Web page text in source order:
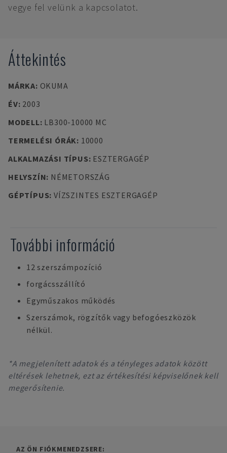
vegye fel velünk a kapcsolatot.
Áttekintés
MÁRKA: OKUMA
ÉV: 2003
MODELL: LB300-10000 MC
TERMELÉSI ÓRÁK: 10000
ALKALMAZÁSI TÍPUS: ESZTERGAGÉP
HELYSZÍN: NÉMETORSZÁG
GÉPTÍPUS: VÍZSZINTES ESZTERGAGÉP
További információ
12 szerszámpozíció
forgácsszállító
Egyműszakos működés
Szerszámok, rögzítők vagy befogóeszközök
nélkül.
*A megjelenített adatok és a tényleges adatok között
eltérések lehetnek, ezt az értékesítési képviselőnek kell
megerősítenie.
AZ ÖN FIÓKMENEDZSERE: